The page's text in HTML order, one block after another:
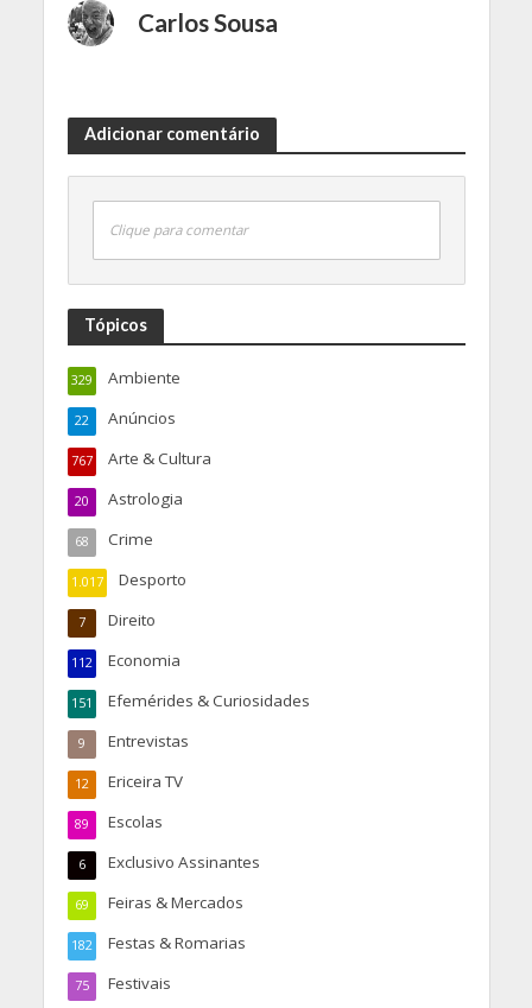
Carlos Sousa
Adicionar comentário
Clique para comentar
Tópicos
Ambiente
329
Anúncios
22
Arte & Cultura
767
Astrologia
20
Crime
68
Desporto
1.017
Direito
7
Economia
112
Efemérides & Curiosidades
151
Entrevistas
9
Ericeira TV
12
Escolas
89
Exclusivo Assinantes
6
Feiras & Mercados
69
Festas & Romarias
182
Festivais
75